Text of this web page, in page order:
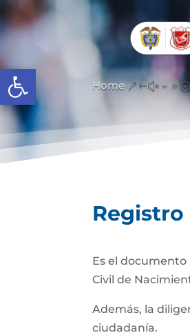
Abrir barra de herramientas
Home &#x39;
Es el
Civil de
Además, la
ciudadanía.